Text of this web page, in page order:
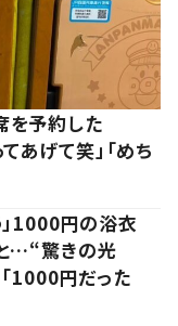
を予約した
あげて笑」「めち
」1000円の浴衣
…“驚きの光
1000円だった